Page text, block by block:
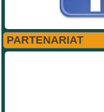
PARTENARIAT